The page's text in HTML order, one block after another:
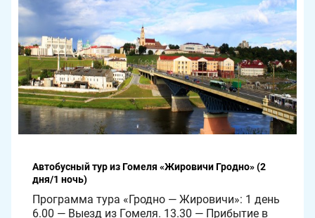
Автобусный тур из Гомеля «Жировичи Гродно» (2
дня/1 ночь)
Программа тура «Гродно — Жировичи»: 1 день
6.00 — Выезд из Гомеля. 13.30 — Прибытие в